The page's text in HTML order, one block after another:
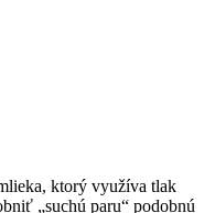
ktorý využíva tlak
„suchú paru“ podobnú